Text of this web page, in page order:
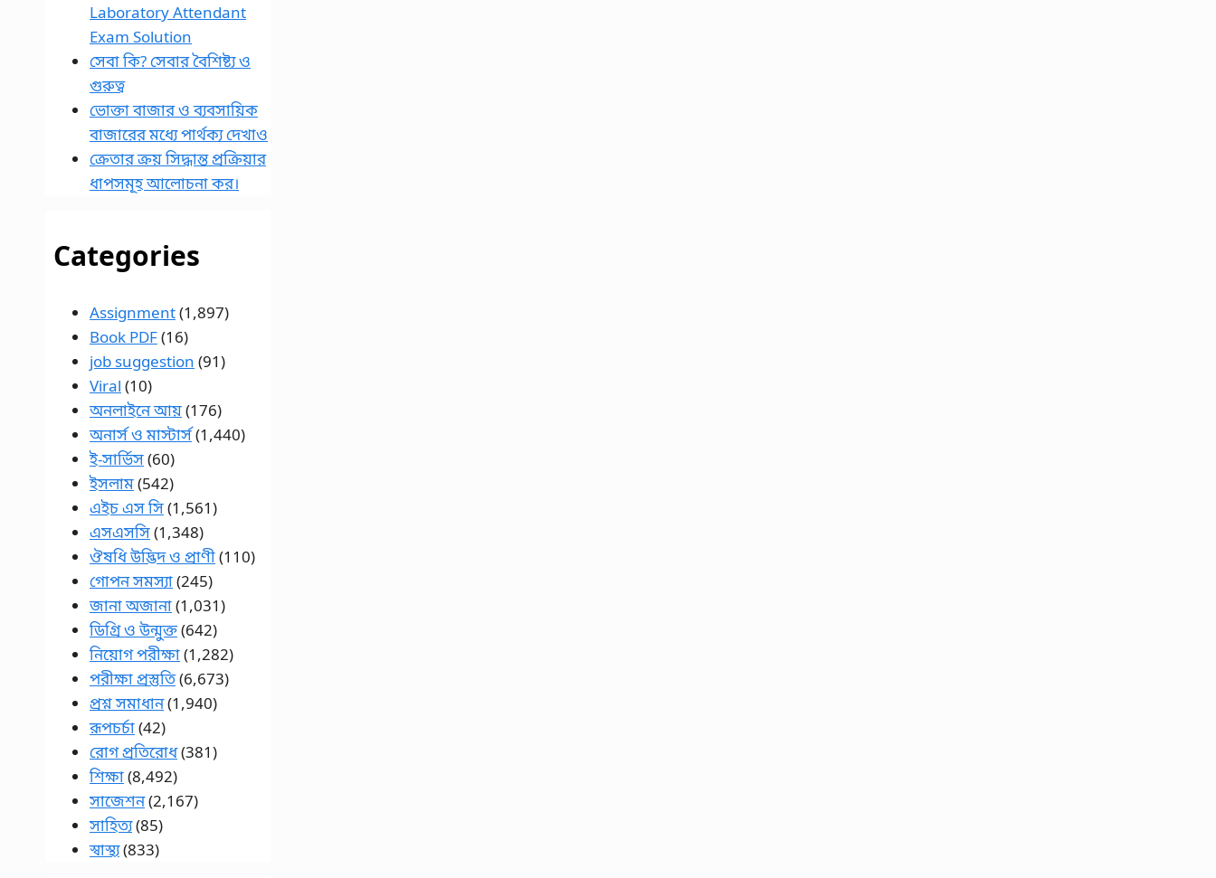
Laboratory Attendant
Exam Solution
সেবা কি? সেবার বৈশিষ্ট্য ও
গুরুত্ব
ভোক্তা বাজার ও ব্যবসায়িক
বাজারের মধ্যে পার্থক্য দেখাও
ক্রেতার ক্রয় সিদ্ধান্ত প্রক্রিয়ার
ধাপসমূহ আলোচনা কর।
Categories
Assignment(1,897)
Book PDF(16)
job suggestion (91)
Viral (10)
অনলাইনে আয়(176)
অনার্স ও মাস্টার্স(1,440)
ই-সার্ভিস(60)
ইসলাম(542)
এইচ এস সি(1,561)
এসএসসি(1,348)
ঔষধি উদ্ভিদ ও প্রাণী(110)
গোপন সমস্যা(245)
জানা অজানা(1,031)
ডিগ্রি ও উন্মুক্ত(642)
নিয়োগ পরীক্ষা(1,282)
পরীক্ষা প্রস্তুতি(6,673)
প্রশ্ন সমাধান(1,940)
রূপচর্চা(42)
রোগ প্রতিরোধ(381)
শিক্ষা(8,492)
সাজেশন(2,167)
সাহিত্য(85)
স্বাস্থ্য(833)